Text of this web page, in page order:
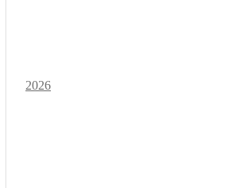
2026